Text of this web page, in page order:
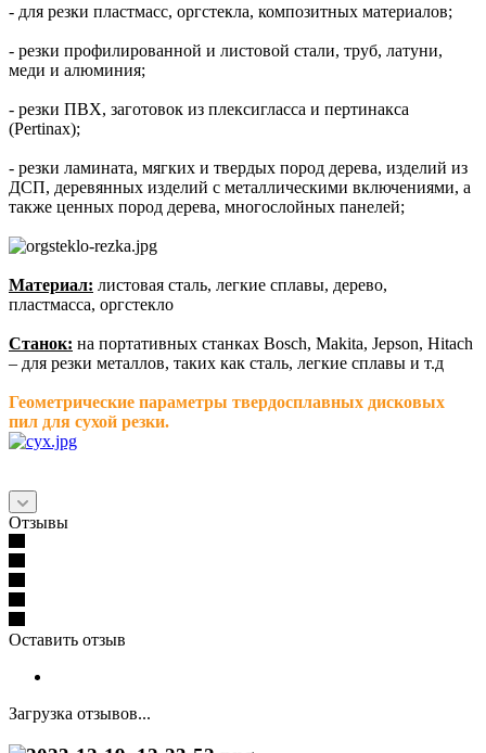
- для резки пластмасс, оргстекла, композитных материалов;
- резки профилированной и листовой стали, труб, латуни,
меди и алюминия;
- резки ПВХ, заготовок из плексигласса и пертинакса
(Pertinax);
- резки ламината, мягких и твердых пород дерева, изделий из
ДСП, деревянных изделий с металлическими включениями, а
также ценных пород дерева, многослойных панелей;
Материал: листовая сталь, легкие сплавы, дерево,
пластмасса, оргстекло
Станок: на портативных станках Bosch, Makita, Jepson, Hitach
– для резки металлов, таких как сталь, легкие сплавы и т.д
Геометрические параметры твердосплавных дисковых
пил для сухой резки.
Отзывы
Оставить отзыв
Загрузка отзывов...